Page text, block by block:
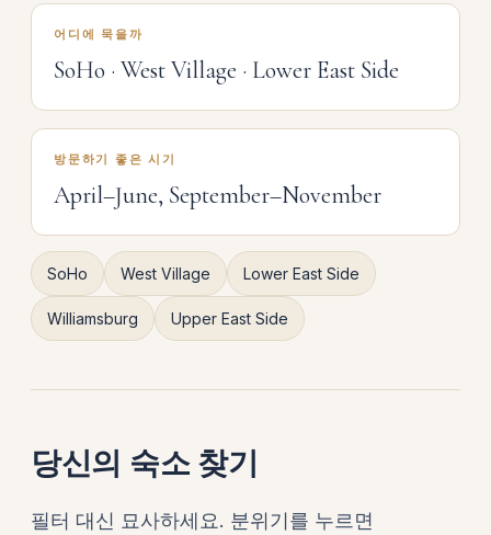
어디에 묵을까
SoHo · West Village · Lower East Side
방문하기 좋은 시기
April–June, September–November
SoHo West Village Lower East Side
Williamsburg Upper East Side
당신의 숙소 찾기
필터 대신 묘사하세요. 분위기를 누르면